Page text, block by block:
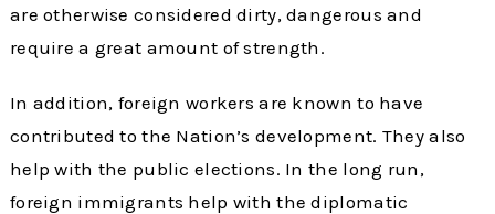
are otherwise considered dirty, dangerous and
require a great amount of strength.
In addition, foreign workers are known to have
contributed to the Nation’s development. They also
help with the public elections. In the long run,
foreign immigrants help with the diplomatic